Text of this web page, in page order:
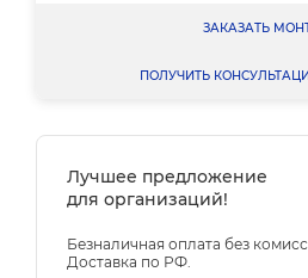
ЗАКАЗАТЬ
ПОЛУЧИТЬ
Лучшее предложение
для организаций!
Безналичная оплата без
Доставка по РФ.